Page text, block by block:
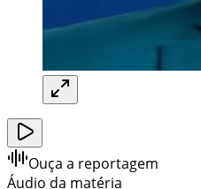
Ouça a reportagem
Áudio da matéria